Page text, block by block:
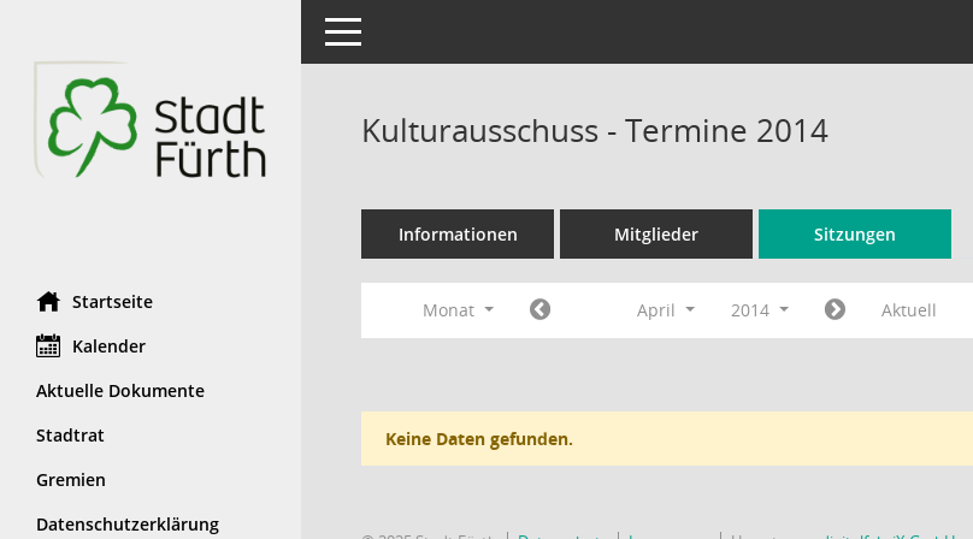
Startseite
Kalender
Aktuelle Dokumente
Stadtrat
Gremien
Datenschutzerklärung
Toggle navigation
Kulturausschuss - Termine 2014
Informationen Mitglieder Sitzungen
Monat April 2014 Aktuell
Keine Daten gefunden.